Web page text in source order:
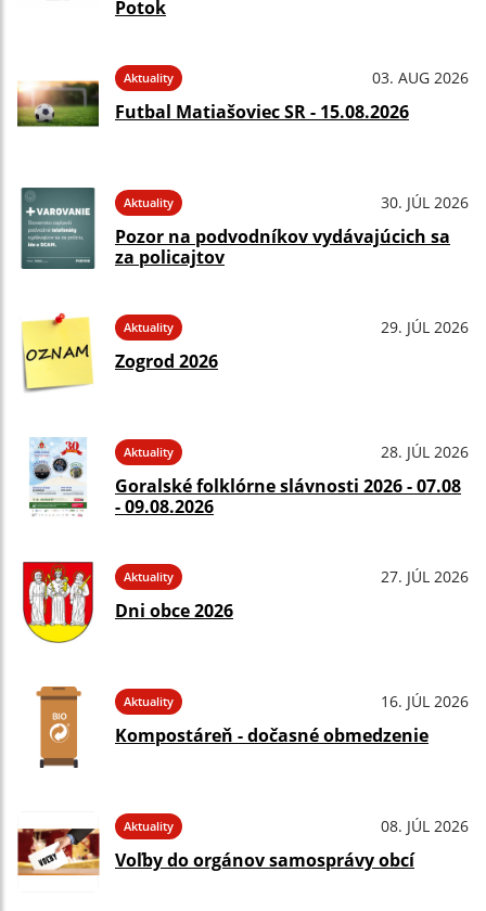
Potok
Aktuality 03. AUG 2026
Futbal Matiašoviec SR - 15.08.2026
Aktuality 30. JÚL 2026
Pozor na podvodníkov vydávajúcich sa
za policajtov
Aktuality 29. JÚL 2026
Zogrod 2026
Aktuality 28. JÚL 2026
Goralské folklórne slávnosti 2026 - 07.08
- 09.08.2026
Aktuality 27. JÚL 2026
Dni obce 2026
Aktuality 16. JÚL 2026
Kompostáreň - dočasné obmedzenie
Aktuality 08. JÚL 2026
Voľby do orgánov samosprávy obcí